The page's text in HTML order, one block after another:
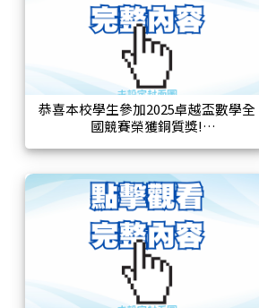
恭喜本校學生參加2025卓越盃數學全
國競賽榮獲銅質獎!